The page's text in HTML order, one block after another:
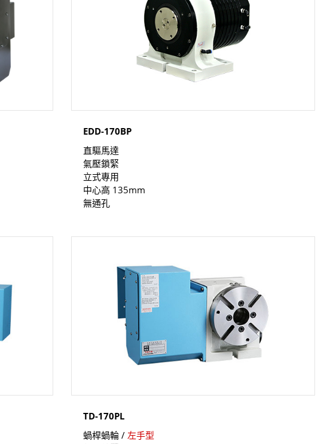
EDD-170BP
直驅馬達
氣壓鎖緊
立式專用
中心高 135mm
無通孔
TD-170PL
蝸桿蝸輪 / 左手型